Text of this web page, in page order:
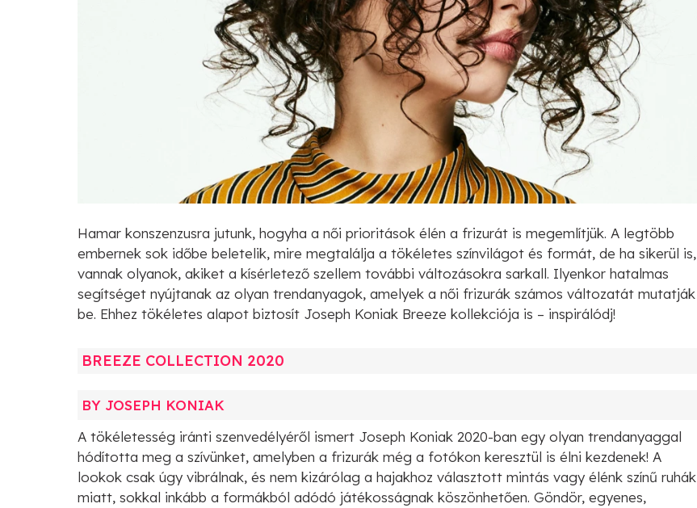
Hamar konszenzusra jutunk, hogyha a női prioritások élén a frizurát is megemlítjük. A legtöbb
embernek sok időbe beletelik, mire megtalálja a tökéletes színvilágot és formát, de ha sikerül is,
vannak olyanok, akiket a kísérletező szellem további változásokra sarkall. Ilyenkor hatalmas
segítséget nyújtanak az olyan trendanyagok, amelyek a női frizurák számos változatát mutatják
be. Ehhez tökéletes alapot biztosít Joseph Koniak Breeze kollekciója is – inspirálódj!
BREEZE COLLECTION 2020
BY JOSEPH KONIAK
A tökéletesség iránti szenvedélyéről ismert Joseph Koniak 2020-ban egy olyan trendanyaggal
hódította meg a szívünket, amelyben a frizurák még a fotókon keresztül is élni kezdenek! A
lookok csak úgy vibrálnak, és nem kizárólag a hajakhoz választott mintás vagy élénk színű ruhák
miatt, sokkal inkább a formákból adódó játékosságnak köszönhetően. Göndör, egyenes,